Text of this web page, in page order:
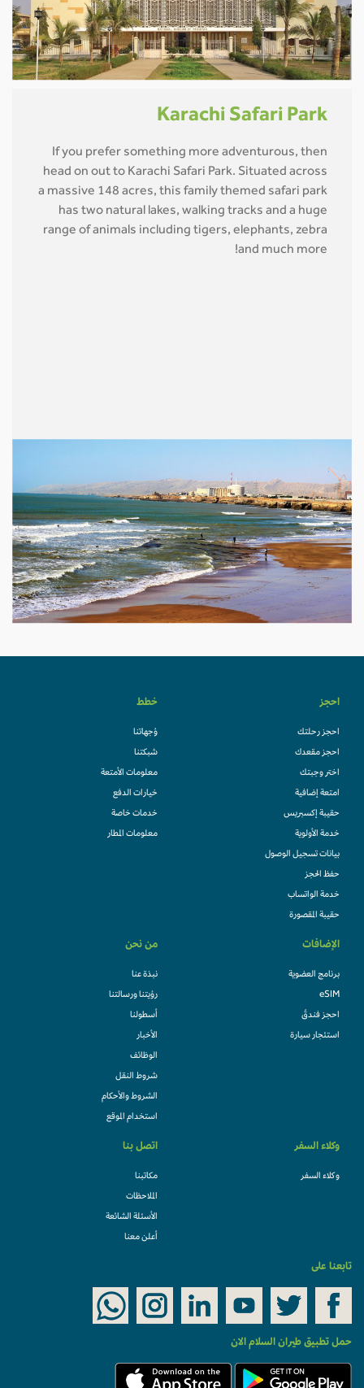
Karachi Safari Park
If you prefer something more adventurous, then
head on out to Karachi Safari Park. Situated across
a massive 148 acres, this family themed safari park
has two natural lakes, walking tracks and a huge
range of animals including tigers, elephants, zebra
and much more!
احجز
احجز رحلتك
احجز مقعدك
اختر وجبتك
امتعة إضافية
حقيبة إكسبريس
خدمة الأولوية
بيانات تسجيل الوصول
حفظ الحجز
خدمة الواتساب
حقيبة المقصورة
خطط
وُجهاتنا
شبكتنا
معلومات الأمتعة
خيارات الدفع
خدمات خاصة
معلومات المطار
الإضافات
برنامج العضوية
eSIM
احجز فندقً
استئجار سيارة
من نحن
نبذة عنا
رؤيتنا ورسالتنا
أسطولنا
الأخبار
الوظائف
شروط النقل
الشروط والأحكام
استخدام الموقع
وكلاء السفر
وكلاء السفر
اتصل بنا
مكاتبنا
الملاحظات
الأسئلة الشائعة
أعلن معنا
تابعنا على
حمل تطبيق طيران السلام الان